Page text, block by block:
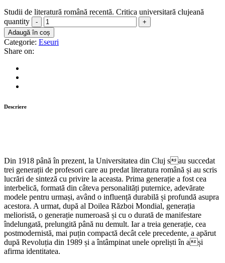
Studii de literatură română recentă. Critica universitară clujeană
quantity
Adaugă în coș
Categorie: Eseuri
Share on:
Descriere
Din 1918 până în prezent, la Universitatea din Cluj sau succedat
trei generații de profesori care au predat literatura română și au scris
lucrări de sinteză cu privire la aceasta. Prima generație a fost cea
interbelică, formată din câteva personalități puternice, adevărate
modele pentru urmași, având o influență durabilă și profundă asupra
acestora. A urmat, după al Doilea Război Mondial, generația
melioristă, o generație numeroasă și cu o durată de manifestare
îndelungată, prelungită până nu demult. Iar a treia generație, cea
postmodernistă, mai puțin compactă decât cele precedente, a apărut
după Revoluția din 1989 și a întâmpinat unele opreliști în ași
afirma identitatea.